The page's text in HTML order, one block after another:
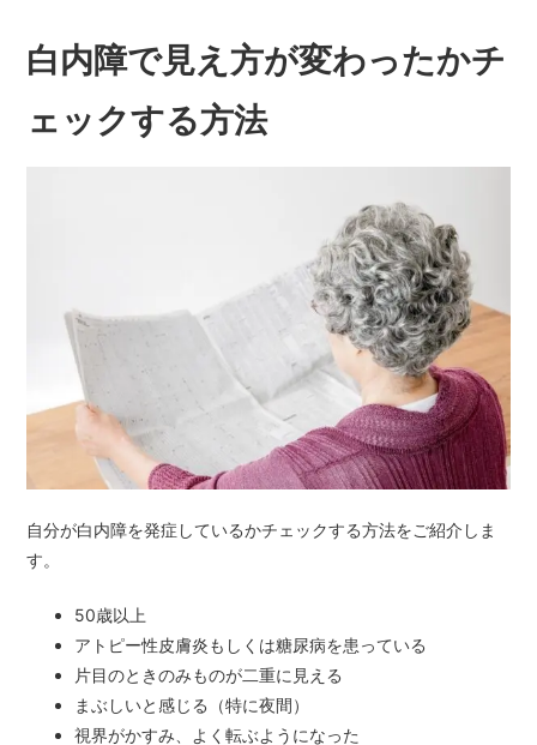
白内障で見え方が変わったかチ
ェックする方法
自分が白内障を発症しているかチェックする方法をご紹介しま
す。
50歳以上
アトピー性皮膚炎もしくは糖尿病を患っている
片目のときのみものが二重に見える
まぶしいと感じる（特に夜間）
視界がかすみ、よく転ぶようになった